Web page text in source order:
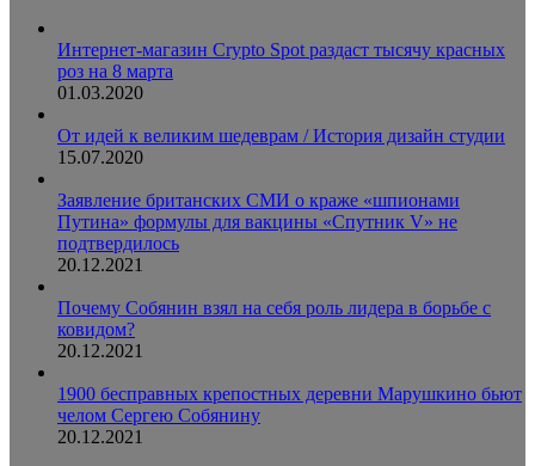
Интернет-магазин Crypto Spot раздаст тысячу красных
роз на 8 марта
01.03.2020
От идей к великим шедеврам / История дизайн студии
15.07.2020
Заявление британских СМИ о краже «шпионами
Путина» формулы для вакцины «Спутник V» не
подтвердилось
20.12.2021
Почему Собянин взял на себя роль лидера в борьбе с
ковидом?
20.12.2021
1900 бесправных крепостных деревни Марушкино бьют
челом Сергею Собянину
20.12.2021